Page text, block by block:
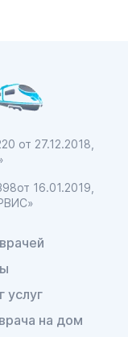
от 27.12.2018,
от 16.01.2019,
услуг
на дом